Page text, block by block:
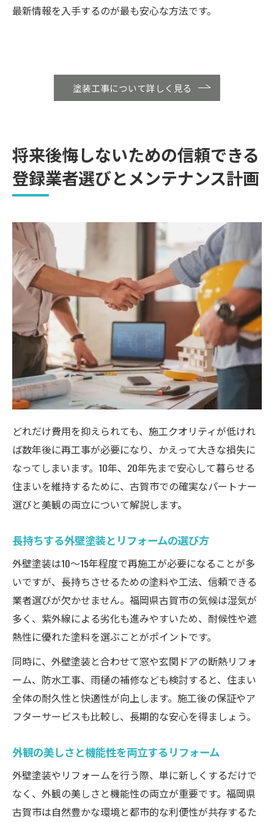
最新情報を入手するのが最も安心な方法です。
塗装工事について詳しく見る
将来後悔しないための信頼できる
登録業者選びとメンテナンス計画
どれだけ費用を抑えられても、施工クオリティが低けれ
ば数年後に再工事が必要になり、かえって大きな損失に
なってしまいます。10年、20年先まで安心して暮らせる
住まいを維持するために、古賀市での確実なパートナー
選びと美観の両立について解説します。
長持ちする外壁塗装とリフォームの選び方
外壁塗装は10〜15年程度で再施工が必要になることが多
いですが、長持ちさせるための塗料や工法、信頼できる
業者選びが欠かせません。福岡県古賀市の気候は湿気が
多く、紫外線による劣化も進みやすいため、耐候性や遮
熱性に優れた塗料を選ぶことがポイントです。
同時に、外壁塗装と合わせて窓や玄関ドアの断熱リフォ
ーム、防水工事、雨樋の補修なども検討すると、住まい
全体の耐久性と快適性が向上します。施工後の保証やア
フターサービスも比較し、長期的な安心を得ましょう。
外観の美しさと機能性を両立するリフォーム
外壁塗装やリフォームを行う際、単に新しくするだけで
なく、外観の美しさと機能性の両立が重要です。福岡県
古賀市は自然豊かな環境と都市的な利便性が共存するた